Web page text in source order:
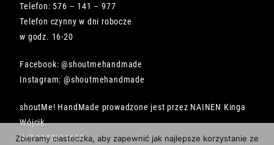
Telefon: 576 – 141 – 977
Telefon czynny w dni robocze
w godz. 16-20
Facebook: @shoutmehandmade
Instagram: @shoutmehandmade
shoutMe! HandMade prowadzone jest przez NAINEN Kinga
Wójcik
NIP 1182211618
Zbieramy ciasteczka, aby zapewnić jak najlepsze korzystanie ze